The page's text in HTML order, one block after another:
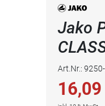
Jako
Art.Nr.:
16,09